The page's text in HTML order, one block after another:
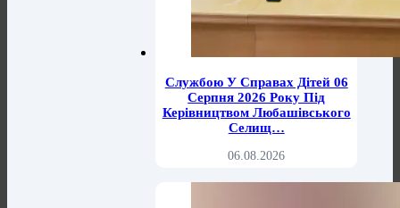
Службою У Справах Дітей 06
Серпня 2026 Року Під
Керівництвом Любашівського
Селищ…
06.08.2026